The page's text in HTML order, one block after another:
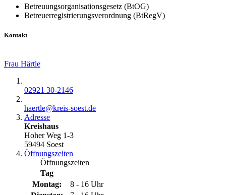
Betreuungsorganisationsgesetz (BtOG)
Betreuerregistrierungsverordnung (BtRegV)
Kontakt
Frau Härtle
02921 30-2146
haertle@​kreis-soest.de
Adresse
Kreishaus
Hoher Weg 1-3
59494 Soest
Öffnungszeiten
Öffnungszeiten
Tag
Montag:
8 - 16 Uhr